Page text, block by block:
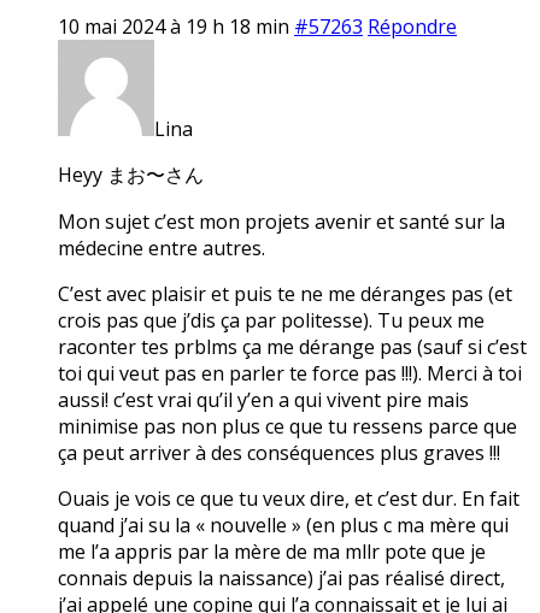
10 mai 2024 à 19 h 18 min #57263 Répondre
Lina
Heyy まお〜さん
Mon sujet c’est mon projets avenir et santé sur la
médecine entre autres.
C’est avec plaisir et puis te ne me déranges pas (et
crois pas que j’dis ça par politesse). Tu peux me
raconter tes prblms ça me dérange pas (sauf si c’est
toi qui veut pas en parler te force pas !!!). Merci à toi
aussi! c’est vrai qu’il y’en a qui vivent pire mais
minimise pas non plus ce que tu ressens parce que
ça peut arriver à des conséquences plus graves !!!
Ouais je vois ce que tu veux dire, et c’est dur. En fait
quand j’ai su la « nouvelle » (en plus c ma mère qui
me l’a appris par la mère de ma mllr pote que je
connais depuis la naissance) j’ai pas réalisé direct,
j’ai appelé une copine qui l’a connaissait et je lui ai